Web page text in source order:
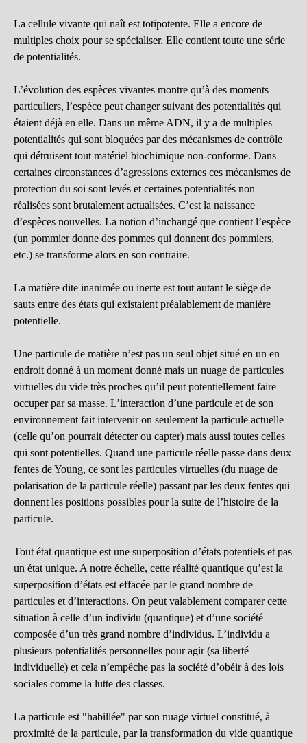
La cellule vivante qui naît est totipotente. Elle a encore de
multiples choix pour se spécialiser. Elle contient toute une série
de potentialités.
L’évolution des espèces vivantes montre qu’à des moments
particuliers, l’espèce peut changer suivant des potentialités qui
étaient déjà en elle. Dans un même ADN, il y a de multiples
potentialités qui sont bloquées par des mécanismes de contrôle
qui détruisent tout matériel biochimique non-conforme. Dans
certaines circonstances d’agressions externes ces mécanismes de
protection du soi sont levés et certaines potentialités non
réalisées sont brutalement actualisées. C’est la naissance
d’espèces nouvelles. La notion d’inchangé que contient l’espèce
(un pommier donne des pommes qui donnent des pommiers,
etc.) se transforme alors en son contraire.
La matière dite inanimée ou inerte est tout autant le siège de
sauts entre des états qui existaient préalablement de manière
potentielle.
Une particule de matière n’est pas un seul objet situé en un en
endroit donné à un moment donné mais un nuage de particules
virtuelles du vide très proches qu’il peut potentiellement faire
occuper par sa masse. L’interaction d’une particule et de son
environnement fait intervenir on seulement la particule actuelle
(celle qu’on pourrait détecter ou capter) mais aussi toutes celles
qui sont potentielles. Quand une particule réelle passe dans deux
fentes de Young, ce sont les particules virtuelles (du nuage de
polarisation de la particule réelle) passant par les deux fentes qui
donnent les positions possibles pour la suite de l’histoire de la
particule.
Tout état quantique est une superposition d’états potentiels et pas
un état unique. A notre échelle, cette réalité quantique qu’est la
superposition d’états est effacée par le grand nombre de
particules et d’interactions. On peut valablement comparer cette
situation à celle d’un individu (quantique) et d’une société
composée d’un très grand nombre d’individus. L’individu a
plusieurs potentialités personnelles pour agir (sa liberté
individuelle) et cela n’empêche pas la société d’obéir à des lois
sociales comme la lutte des classes.
La particule est "habillée" par son nuage virtuel constitué, à
proximité de la particule, par la transformation du vide quantique